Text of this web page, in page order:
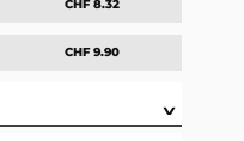
CHF 8.32
CHF 9.90
∨